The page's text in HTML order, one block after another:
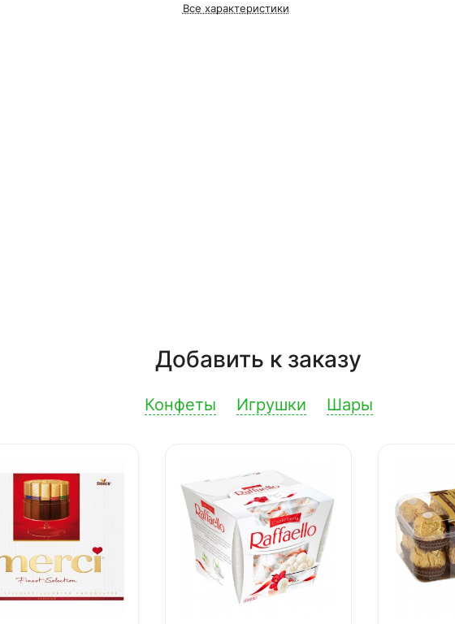
Все характеристики
Добавить к заказу
Конфеты Игрушки Шары